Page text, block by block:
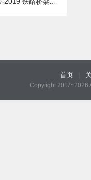
首页
Copyright 2017~2026